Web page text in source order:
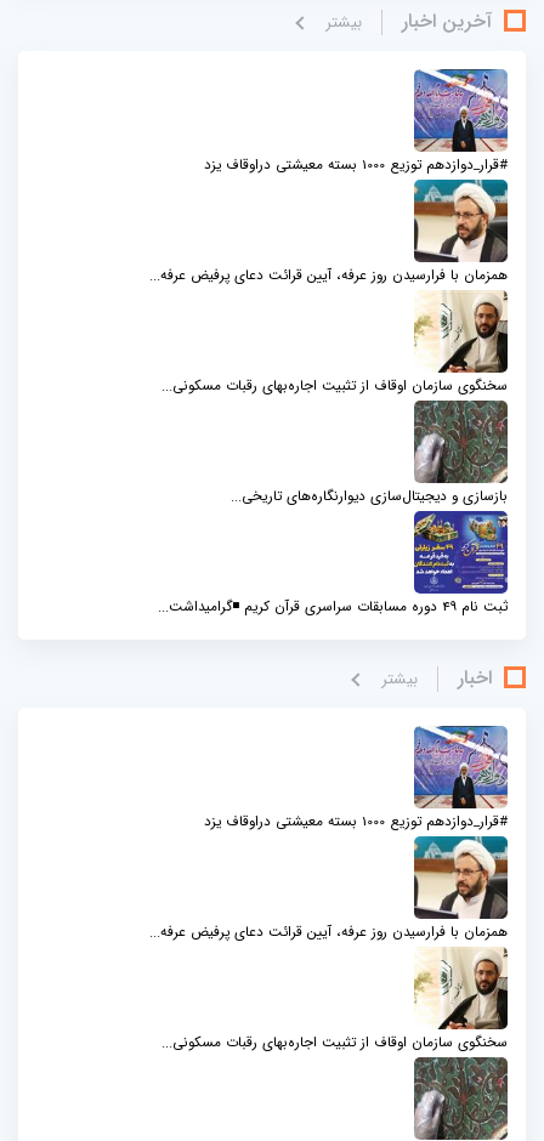
آخرین اخبار بيشتر
#قرار_دوازدهم توزیع 1000 بسته معیشتی دراوقاف یزد
همزمان با فرارسیدن روز عرفه، آیین قرائت دعای پرفیض عرفه...
سخنگوی سازمان اوقاف از تثبیت اجاره‌بهای رقبات مسکونی...
بازسازی و دیجیتال‌سازی دیوارنگاره‌های تاریخی...
ثبت نام 49 دوره مسابقات سراسری قرآن کریم ◾️گرامیداشت...
اخبار بيشتر
#قرار_دوازدهم توزیع 1000 بسته معیشتی دراوقاف یزد
همزمان با فرارسیدن روز عرفه، آیین قرائت دعای پرفیض عرفه...
سخنگوی سازمان اوقاف از تثبیت اجاره‌بهای رقبات مسکونی...